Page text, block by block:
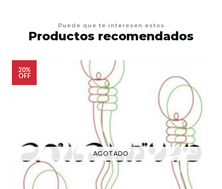
Puede que te interesen estos
Productos recomendados
20%
OFF
AGOTADO